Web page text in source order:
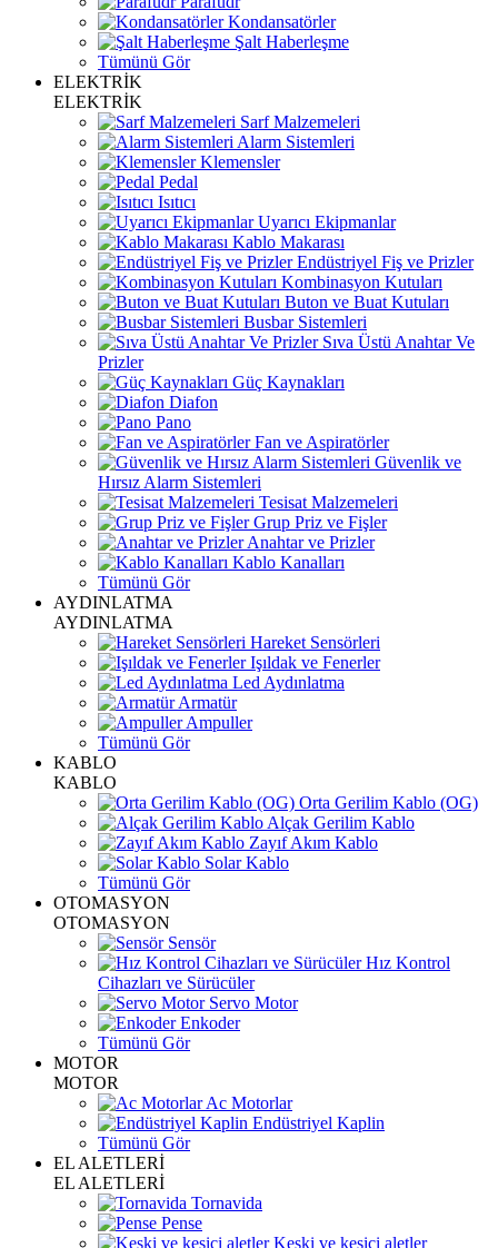
Kondansatörler
Şalt Haberleşme
Tümünü Gör
ELEKTRİK
ELEKTRİK
Sarf Malzemeleri
Alarm Sistemleri
Klemensler
Pedal
Isıtıcı
Uyarıcı Ekipmanlar
Kablo Makarası
Endüstriyel Fiş ve Prizler
Kombinasyon Kutuları
Buton ve Buat Kutuları
Busbar Sistemleri
Sıva Üstü Anahtar Ve
Prizler
Güç Kaynakları
Diafon
Pano
Fan ve Aspiratörler
Güvenlik ve
Hırsız Alarm Sistemleri
Tesisat Malzemeleri
Grup Priz ve Fişler
Anahtar ve Prizler
Kablo Kanalları
Tümünü Gör
AYDINLATMA
AYDINLATMA
Hareket Sensörleri
Işıldak ve Fenerler
Led Aydınlatma
Armatür
Ampuller
Tümünü Gör
KABLO
KABLO
Orta Gerilim Kablo (OG)
Alçak Gerilim Kablo
Zayıf Akım Kablo
Solar Kablo
Tümünü Gör
OTOMASYON
OTOMASYON
Sensör
Hız Kontrol
Cihazları ve Sürücüler
Servo Motor
Enkoder
Tümünü Gör
MOTOR
MOTOR
Ac Motorlar
Endüstriyel Kaplin
Tümünü Gör
EL ALETLERİ
EL ALETLERİ
Tornavida
Pense
Keski ve kesici aletler